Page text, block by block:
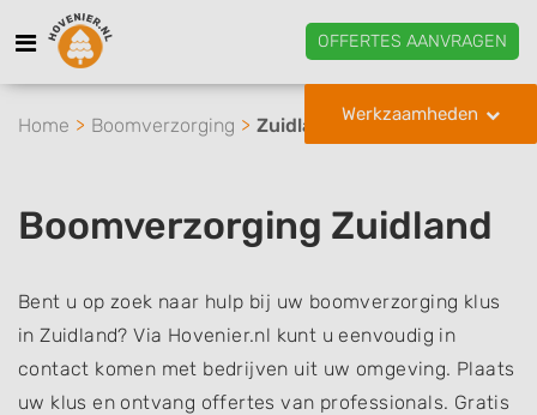
OFFERTES AANVRAGEN
Werkzaamheden
Home Boomverzorging Zuidland
Boomverzorging Zuidland
Bent u op zoek naar hulp bij uw boomverzorging klus
in Zuidland? Via Hovenier.nl kunt u eenvoudig in
contact komen met bedrijven uit uw omgeving. Plaats
uw klus en ontvang offertes van professionals. Gratis